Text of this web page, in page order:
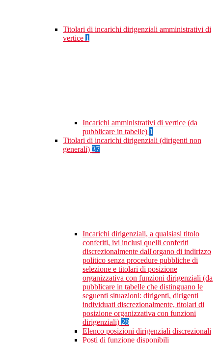
Titolari di incarichi dirigenziali amministrativi di
vertice 1
Incarichi amministrativi di vertice (da
pubblicare in tabelle) 1
Titolari di incarichi dirigenziali (dirigenti non
generali) 37
Incarichi dirigenziali, a qualsiasi titolo
conferiti, ivi inclusi quelli conferiti
discrezionalmente dall'organo di indirizzo
politico senza procedure pubbliche di
selezione e titolari di posizione
organizzativa con funzioni dirigenziali (da
pubblicare in tabelle che distinguano le
seguenti situazioni: dirigenti, dirigenti
individuati discrezionalmente, titolari di
posizione organizzativa con funzioni
dirigenziali) 28
Elenco posizioni dirigenziali discrezionali
Posti di funzione disponibili